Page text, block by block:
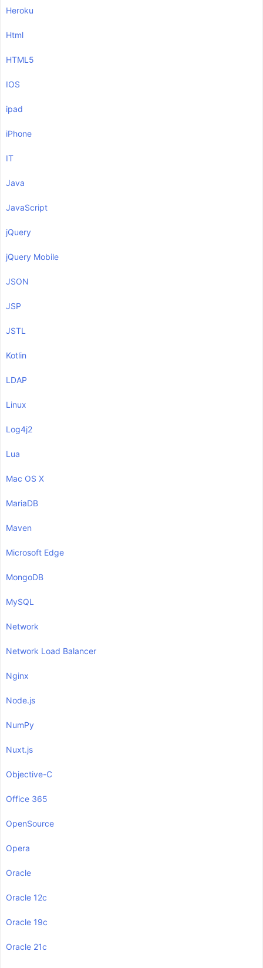
Heroku
Html
HTML5
IOS
ipad
iPhone
IT
Java
JavaScript
jQuery
jQuery Mobile
JSON
JSP
JSTL
Kotlin
LDAP
Linux
Log4j2
Lua
Mac OS X
MariaDB
Maven
Microsoft Edge
MongoDB
MySQL
Network
Network Load Balancer
Nginx
Node.js
NumPy
Nuxt.js
Objective-C
Office 365
OpenSource
Opera
Oracle
Oracle 12c
Oracle 19c
Oracle 21c